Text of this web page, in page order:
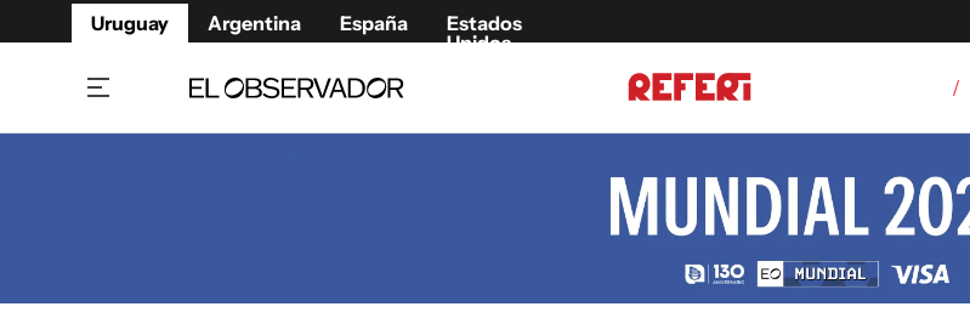
Uruguay Argentina España
Estados
Unidos
/